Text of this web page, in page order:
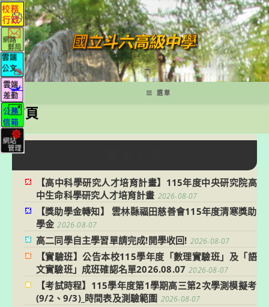
跳
轉
至
主
要
內
容
選單
首頁
【高中科學研究人才培育計畫】115年度中央研究院高
中生命科學研究人才培育計畫 2026-08-07
【獎助學金轉知】 雲林縣福田慈善會115年度清寒獎助
學金 2026-08-07
高二同學自主學習單請完成!開學收回! 2026-08-07
【實驗班】公告本校115學年度「數理實驗班」及「語
文實驗班」成班確認名單2026.08.07 2026-08-07
【考試時程】115學年度第1學期高三第2次學測模擬考
(9/2、9/3)_時間表及測驗範圍 2026-08-07